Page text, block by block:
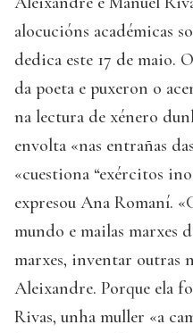
alocucións académicas
dedica este 17 de maio.
da poeta e puxeron o
na lectura de xénero
envolta «nas entrañas
«cuestiona “exércitos
expresou Ana Romaní.
mundo e mailas marxes
marxes, inventar outras
Aleixandre. Porque ela
Rivas, unha muller «a